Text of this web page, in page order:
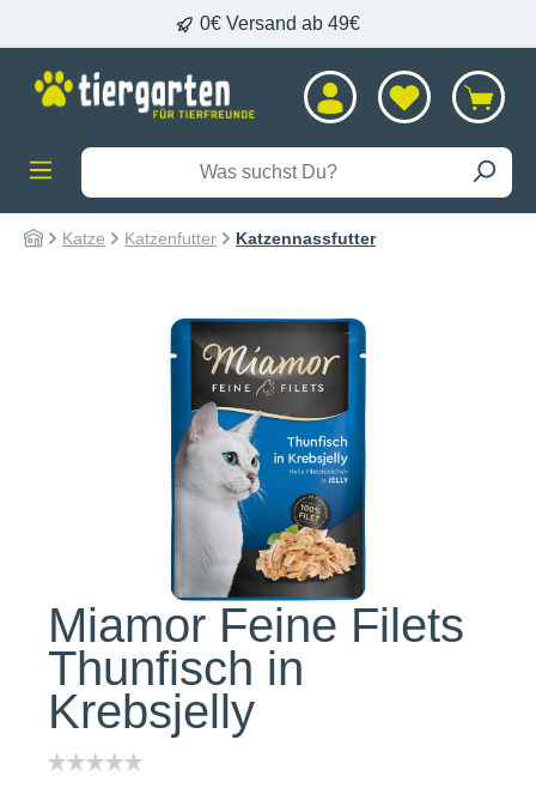
0€ Versand ab 49€
Katze Katzenfutter Katzennassfutter
Bildergalerie überspringen
Miamor Feine Filets
Thunfisch in
Krebsjelly